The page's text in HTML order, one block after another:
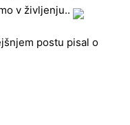
v življenju..
postu pisal o